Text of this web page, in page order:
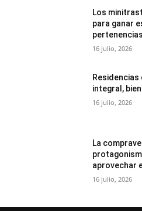
Los
para ganar
pertenencias
16 julio, 2026
integral,
16 julio, 2026
La
aprovechar
16 julio, 2026